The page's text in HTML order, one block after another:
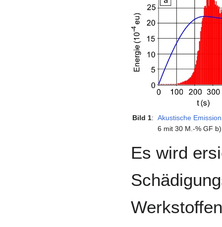
Bild 1: Akustische Emission
6 mit 30 M.-% GF
Es wird